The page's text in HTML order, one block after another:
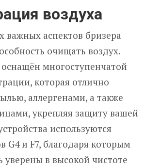
воздуха
аспектов бризера
очищать воздух.
оснащён многоступенчатой
которая отлично
аллергенами, а также
укрепляя защиту вашей
используются
G4 и F7, благодаря которым
в высокой чистоте